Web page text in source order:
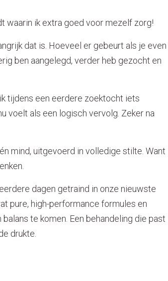
waarin ik extra goed voor mezelf zorg!
dat is. Hoeveel er gebeurt als je even
ben aangelegd, verder heb gezocht en
tijdens een eerdere zoektocht iets
voelt als een logisch vervolg. Zeker na
mind, uitgevoerd in volledige stilte. Want
dagen getraind in onze nieuwste
pure, high-performance formules en
te komen. Een behandeling die past
drukte.